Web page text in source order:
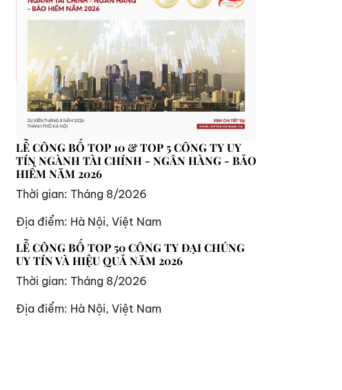
LỄ CÔNG BỐ TOP 10 & TOP 5 CÔNG TY UY
TÍN NGÀNH TÀI CHÍNH - NGÂN HÀNG - BẢO
HIỂM NĂM 2026
Thời gian: Tháng 8/2026
Địa điểm: Hà Nội, Việt Nam
LỄ CÔNG BỐ TOP 50 CÔNG TY ĐẠI CHÚNG
UY TÍN VÀ HIỆU QUẢ NĂM 2026
Thời gian: Tháng 8/2026
Địa điểm: Hà Nội, Việt Nam